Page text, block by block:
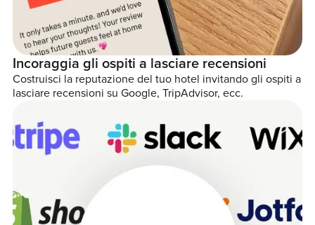
Incoraggia gli ospiti a lasciare recensioni
Costruisci la reputazione del tuo hotel invitando gli ospiti a
lasciare recensioni su Google, TripAdvisor, ecc.